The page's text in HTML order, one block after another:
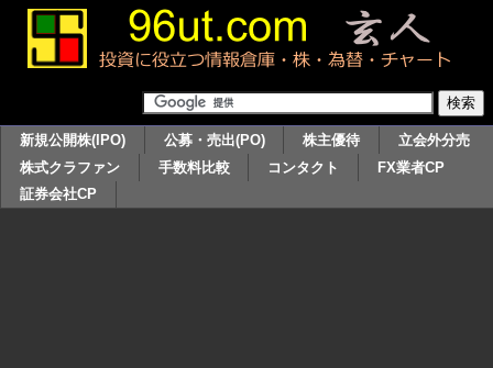
新規公開株(IPO) 公募・売出(PO) 株主優待
立会外分売
株式クラファン
手数料比較 コンタクト
FX業者CP
証券会社CP